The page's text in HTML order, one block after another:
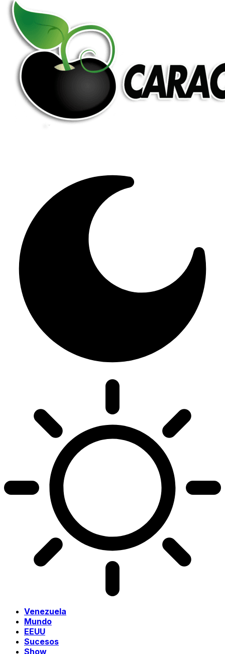
Venezuela
Mundo
EEUU
Sucesos
Show